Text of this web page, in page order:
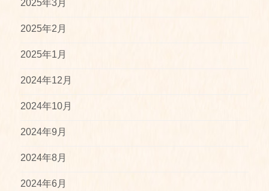
2025年3月
2025年2月
2025年1月
2024年12月
2024年10月
2024年9月
2024年8月
2024年6月